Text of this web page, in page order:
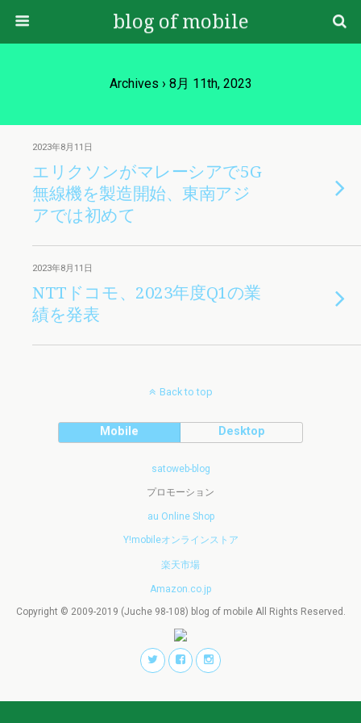
blog of mobile
Archives › 8月 11th, 2023
2023年8月11日
エリクソンがマレーシアで5G
無線機を製造開始、東南アジ
アでは初めて
2023年8月11日
NTTドコモ、2023年度Q1の業
績を発表
Back to top
Mobile Desktop
satoweb-blog
プロモーション
au Online Shop
Y!mobileオンラインストア
楽天市場
Amazon.co.jp
Copyright © 2009-2019 (Juche 98-108) blog of mobile All Rights Reserved.